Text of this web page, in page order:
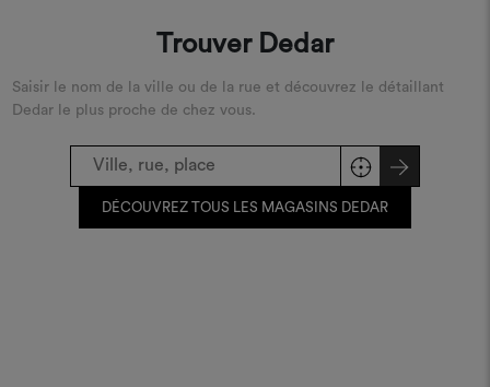
Trouver Dedar
Saisir le nom de la ville ou de la rue et découvrez le détaillant
Dedar le plus proche de chez vous.
DÉCOUVREZ TOUS LES MAGASINS DEDAR